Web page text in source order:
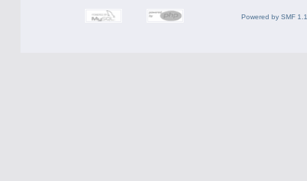
Powered by SMF